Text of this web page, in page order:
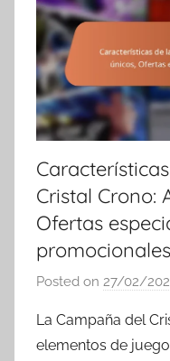
Cristal Crono:
Ofertas
promocionales
Posted on 27/02/
La Campaña del
elementos de